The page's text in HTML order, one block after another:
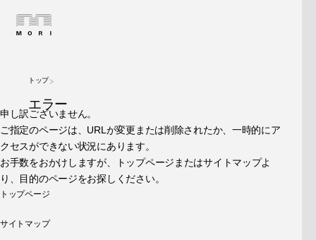
トップ
エラー
申し訳ございません。
ご指定のページは、URLが変更または削除されたか、一時的にア
クセスができない状況にあります。
お手数をおかけしますが、トップページまたはサイトマップよ
り、目的のページをお探しください。
トップページ
サイトマップ